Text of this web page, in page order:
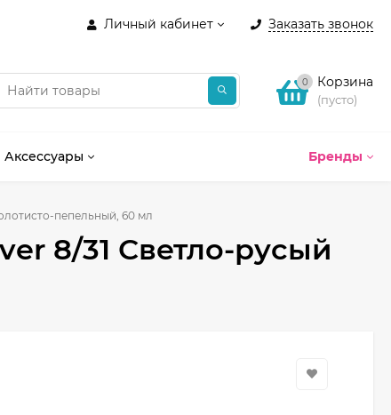
Личный кабинет Заказать звонок
0 Корзина
(пусто)
Бренды
Аксессуары
пепельный, 60 мл
8/31 Светло-русый